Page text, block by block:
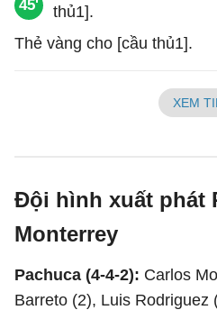
45'
Thẻ vàng cho [cầu thủ1].
XEM
Đội hình xuất phát
Monterrey
Pachuca (4-4-2): Carlos
Barreto (2), Luis Rodriguez